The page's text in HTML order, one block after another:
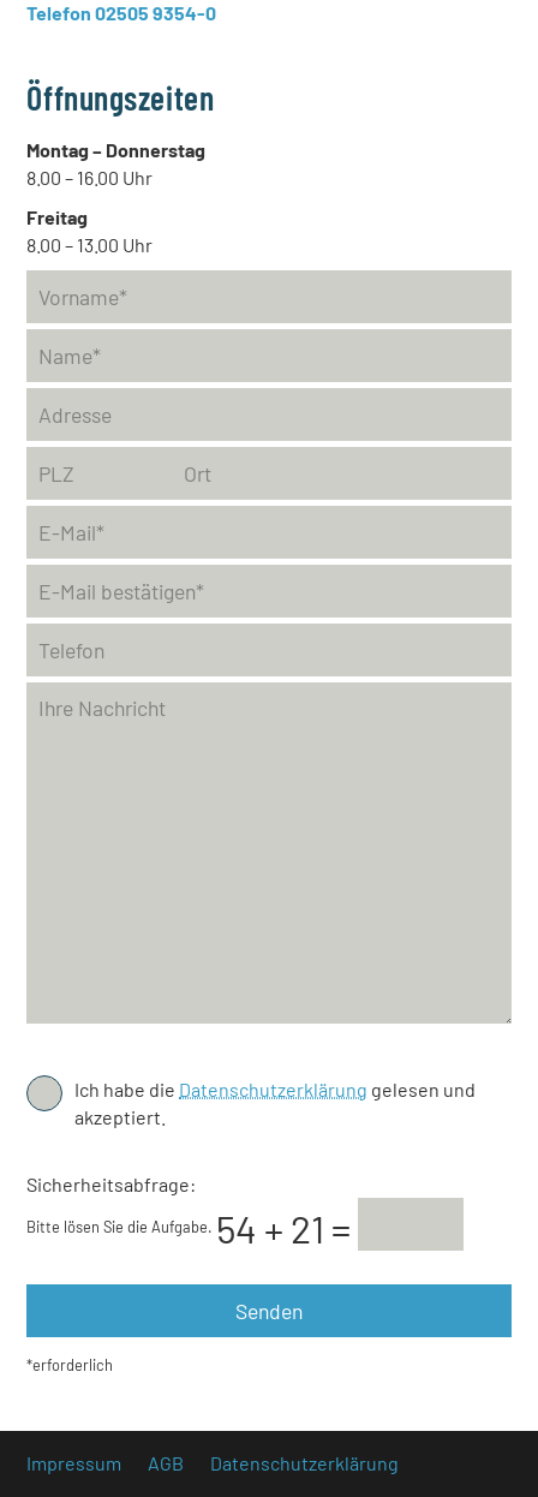
Telefon 02505 9354-0
Öffnungszeiten
Montag – Donnerstag
8.00 – 16.00 Uhr
Freitag
8.00 – 13.00 Uhr
Ich habe die Datenschutzerklärung gelesen und
akzeptiert.
Sicherheitsabfrage:
Bitte lösen Sie die Aufgabe.
*erforderlich
Impressum AGB Datenschutzerklärung